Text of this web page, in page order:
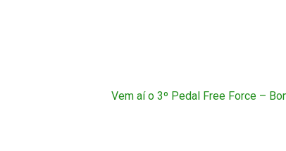
Vem aí o 3º Pedal Free Force –